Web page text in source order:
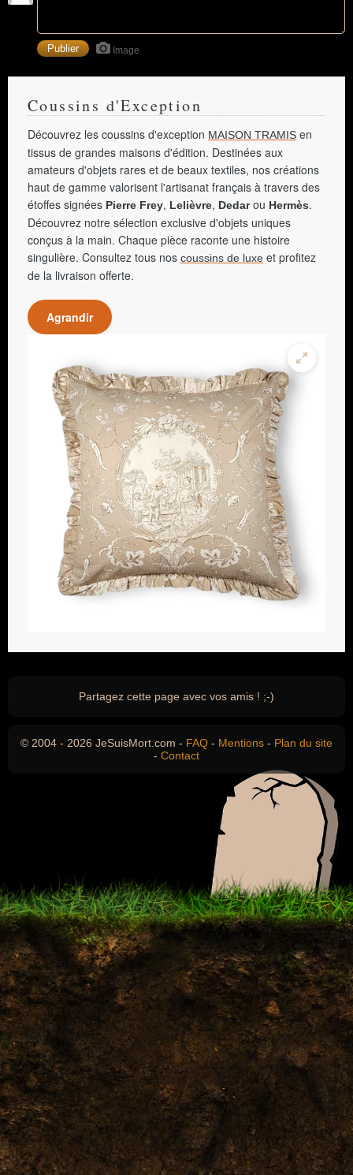
Image
Coussins d'Exception
Découvrez les coussins d'exception MAISON TRAMIS en
tissus de grandes maisons d'édition. Destinées aux
amateurs d'objets rares et de beaux textiles, nos créations
haut de gamme valorisent l'artisanat français à travers des
étoffes signées Pierre Frey, Lelièvre, Dedarou Hermès.
Découvrez notre sélection exclusive d'objets uniques
conçus à la main. Chaque pièce raconte une histoire
singulière. Consultez tous nos coussins de luxe et profitez
de la livraison offerte.
Agrandir
Partagez cette page avec vos amis ! ;-)
© 2004 - 2026 JeSuisMort.com - FAQ - Mentions - Plan du site
- Contact